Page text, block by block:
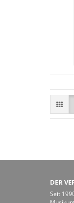
DER
Seit